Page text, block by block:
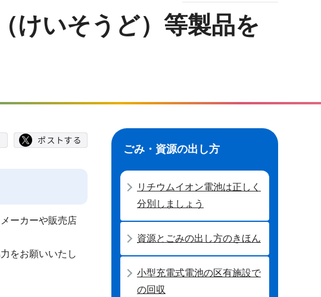
けいそうど）等製品を
ーカーや販売店
をお願いいたし
ごみ・資源の出し方
リチウムイオン電池は正しく
分別しましょう
資源とごみの出し方のきほん
小型充電式電池の区有施設で
の回収